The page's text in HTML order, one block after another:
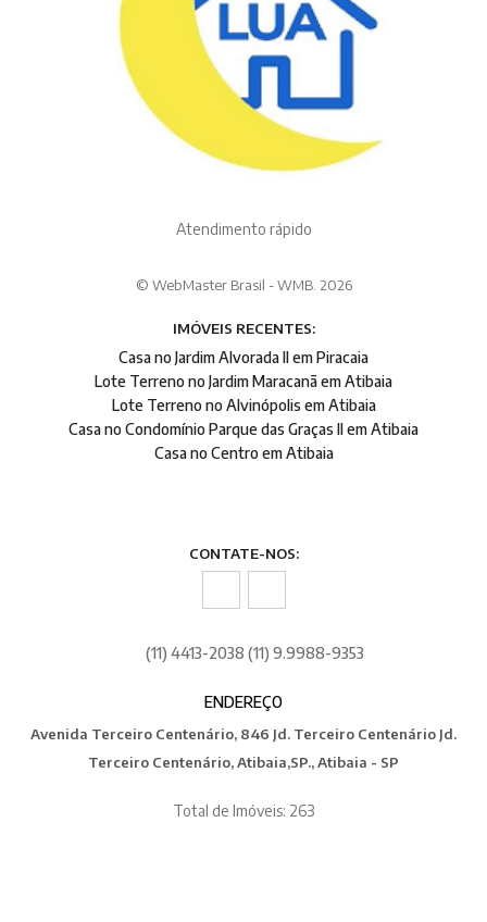
Atendimento rápido
© WebMaster Brasil - WMB. 2026
IMÓVEIS RECENTES:
Casa no Jardim Alvorada II em Piracaia
Lote Terreno no Jardim Maracanã em Atibaia
Lote Terreno no Alvinópolis em Atibaia
Casa no Condomínio Parque das Graças II em Atibaia
Casa no Centro em Atibaia
CONTATE-NOS:
(11) 4413-2038 (11) 9.9988-9353
ENDEREÇO
Avenida Terceiro Centenário, 846 Jd. Terceiro Centenário Jd.
Terceiro Centenário, Atibaia,SP., Atibaia - SP
Total de Imóveis: 263